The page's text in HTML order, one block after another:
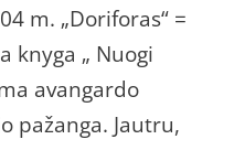
m. „Doriforas“ =
knyga „ Nuogi
avangardo
pažanga. Jautru,